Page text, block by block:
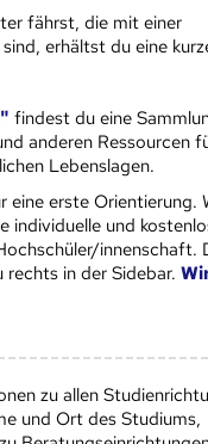
fährst, die mit einer
erhältst du eine
findest du eine
anderen Ressourcen
Lebenslagen.
erste Orientierung.
individuelle und
innenschaft.
in der Sidebar.
zu allen
und Ort des Studiums,